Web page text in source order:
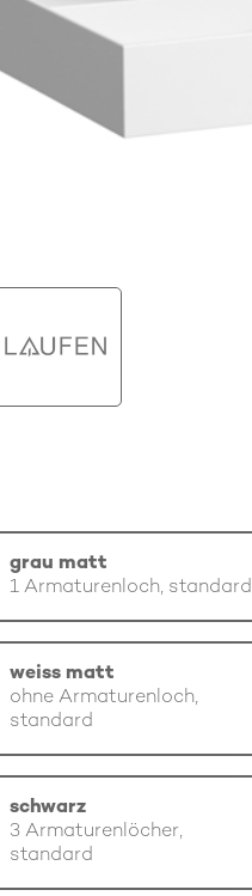
grau matt
1 Armaturenloch, standard
weiss matt
ohne Armaturenloch,
standard
schwarz
3 Armaturenlöcher,
standard